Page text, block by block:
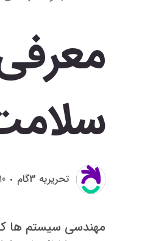
تحريريه 3گام 10 دی 1397
مهندسی سیستم ها